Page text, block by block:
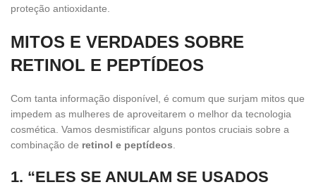
proteção antioxidante.
MITOS E VERDADES SOBRE
RETINOL E PEPTÍDEOS
Com tanta informação disponível, é comum que surjam mitos que
impedem as mulheres de aproveitarem o melhor da tecnologia
cosmética. Vamos desmistificar alguns pontos cruciais sobre a
combinação de retinol e peptídeos.
1. “ELES SE ANULAM SE USADOS